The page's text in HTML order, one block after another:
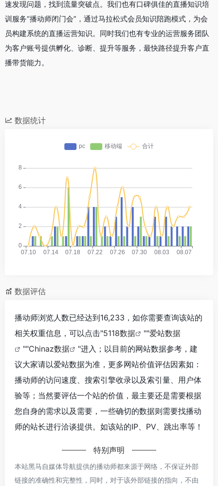
速发现问题，找到流量突破点。我们也有口碑俱佳的直播知识培
训服务“播动师闭门会”，通过马拉松式会员知识陪跑模式，为会
员构建系统的直播运营知识。同时我们也有专业的运营服务团队
为客户账号提供孵化、诊断、提升等服务，最快路径提升客户直
播带货能力。
数据统计
数据评估
播动师浏览人数已经达到16,233，如你需要查询该站的
相关权重信息，可以点击"5118数据 ""爱站数据
""Chinaz数据
"进入；以目前的网站数据参考，建
议大家请以爱站数据为准，更多网站价值评估因素如：
播动师的访问速度、搜索引擎收录以及索引量、用户体
验等；当然要评估一个站的价值，最主要还是需要根据
您自身的需求以及需要，一些确切的数据则需要找播动
师的站长进行洽谈提供。如该站的IP、PV、跳出率等！
特别声明
本站黑马自媒体导航提供的播动师都来源于网络，不保证外部
链接的准确性和完整性，同时，对于该外部链接的指向，不由